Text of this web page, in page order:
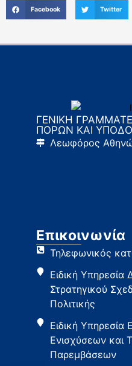
Facebook Twitter
ΓΕΝΙΚΗ
ΠΟΡΩΝ ΚΑΙ
Λεωφόρος
Επικοινωνία
Τηλεφωνικός
Ειδική Υπηρεσία
Στρατηγικού
Πολιτικής
Ειδική
Ενισχύσεων και
Παρεμβάσεων